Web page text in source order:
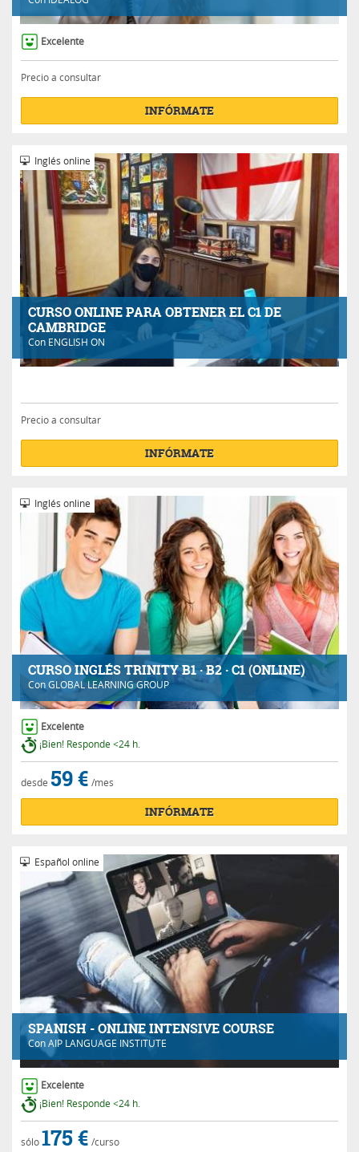
Excelente
Precio a consultar
INFÓRMATE
CURSO ONLINE PARA OBTENER EL C1 DE
CAMBRIDGE
Con ENGLISH ON
Inglés online
Precio a consultar
INFÓRMATE
CURSO INGLÉS TRINITY B1 · B2 · C1 (ONLINE)
ConGLOBAL LEARNING GROUP
Inglés online
Excelente
¡Bien! Responde <24 h.
desde 59 € /mes
INFÓRMATE
SPANISH - ONLINE INTENSIVE COURSE
ConAIP LANGUAGE INSTITUTE
Español online
Excelente
¡Bien! Responde <24 h.
sólo175 € /curso